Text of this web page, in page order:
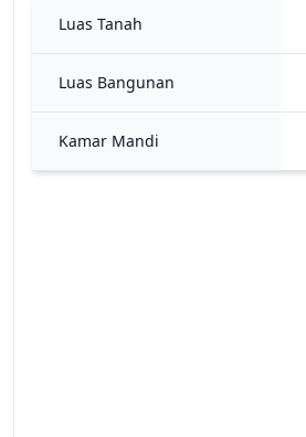
Luas Tanah
Luas Bangunan
Kamar Mandi